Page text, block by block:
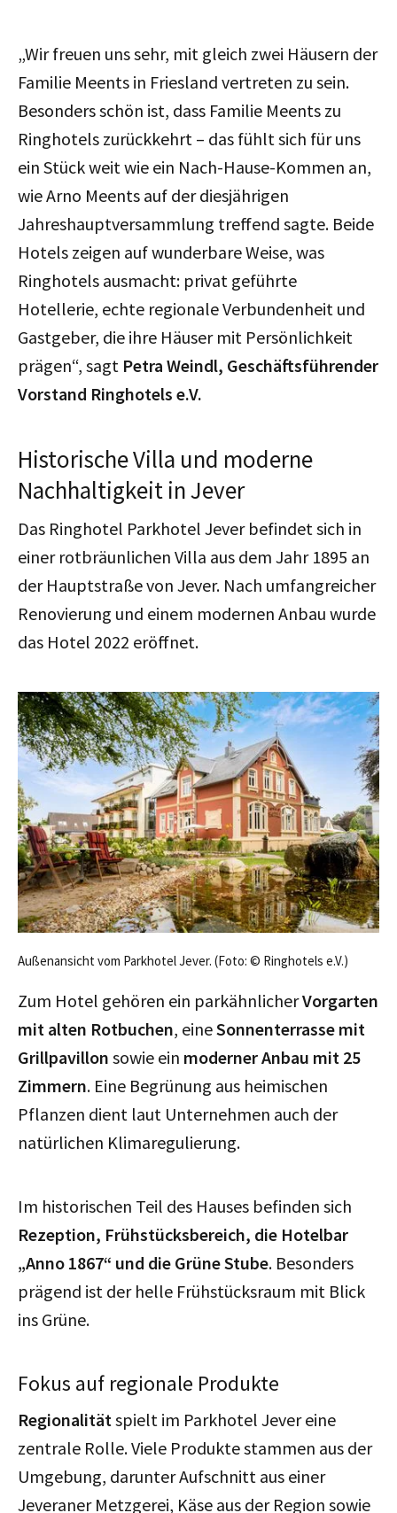
„Wir freuen uns sehr, mit gleich zwei Häusern der
Familie Meents in Friesland vertreten zu sein.
Besonders schön ist, dass Familie Meents zu
Ringhotels zurückkehrt – das fühlt sich für uns
ein Stück weit wie ein Nach-Hause-Kommen an,
wie Arno Meents auf der diesjährigen
Jahreshauptversammlung treffend sagte. Beide
Hotels zeigen auf wunderbare Weise, was
Ringhotels ausmacht: privat geführte
Hotellerie, echte regionale Verbundenheit und
Gastgeber, die ihre Häuser mit Persönlichkeit
prägen“, sagt Petra Weindl, Geschäftsführender
Vorstand Ringhotels e.V.
Historische Villa und moderne
Nachhaltigkeit in Jever
Das Ringhotel Parkhotel Jever befindet sich in
einer rotbräunlichen Villa aus dem Jahr 1895 an
der Hauptstraße von Jever. Nach umfangreicher
Renovierung und einem modernen Anbau wurde
das Hotel 2022 eröffnet.
Außenansicht vom Parkhotel Jever. (Foto: © Ringhotels e.V.)
Zum Hotel gehören ein parkähnlicherVorgarten
mit alten Rotbuchen, eineSonnenterrasse mit
Grillpavillon sowie ein moderner Anbau mit 25
Zimmern. Eine Begrünung aus heimischen
Pflanzen dient laut Unternehmen auch der
natürlichen Klimaregulierung.
Im historischen Teil des Hauses befinden sich
Rezeption, Frühstücksbereich, die Hotelbar
„Anno 1867“ und die Grüne Stube. Besonders
prägend ist der helle Frühstücksraum mit Blick
ins Grüne.
Fokus auf regionale Produkte
Regionalität spielt im Parkhotel Jever eine
zentrale Rolle. Viele Produkte stammen aus der
Umgebung, darunter Aufschnitt aus einer
Jeveraner Metzgerei, Käse aus der Region sowie